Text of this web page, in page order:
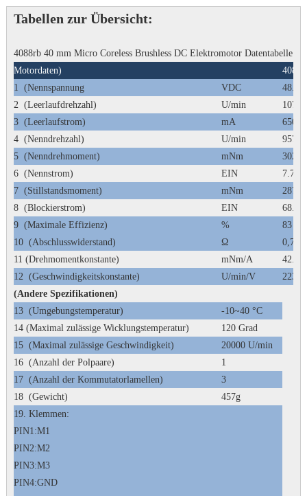
Tabellen zur Übersicht:
4088rb 40 mm Micro Coreless Brushless DC Elektromotor Datentabelle
Motordaten)
1 (Nennspannung VDC
48.0
2 (Leerlaufdrehzahl) U/min
10700
3 (Leerlaufstrom) mA
650
4 (Nenndrehzahl) U/min
9576
5 (Nenndrehmoment) mNm
302
6 (Nennstrom) EIN
7.78
7 (Stillstandsmoment) mNm
2879
8 (Blockierstrom) EIN
68.57
9 (Maximale Effizienz) %
83
10 (Abschlusswiderstand) Ω
0,7
11 (Drehmomentkonstante)
mNm/A
42.00
12 (Geschwindigkeitskonstante) U/min/V
223
(Andere Spezifikationen)
13 (Umgebungstemperatur)
-10~40 °C
14 (Maximal zulässige Wicklungstemperatur)
120 Grad
15 (Maximal zulässige Geschwindigkeit)
20000 U/min
16 (Anzahl der Polpaare)
1
17 (Anzahl der Kommutatorlamellen)
3
18 (Gewicht)
457g
19. Klemmen:
PIN1:M1
PIN2:M2
PIN3:M3
PIN4:GND